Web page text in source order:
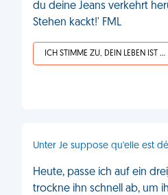
du deine Jeans verkehrt
Stehen kackt!' FML
ICH STIMME ZU, DEIN LEBEN IST SCHEISSE
Unter Je suppose qu'elle est
Heute, passe ich auf ein
trockne ihn schnell ab, um